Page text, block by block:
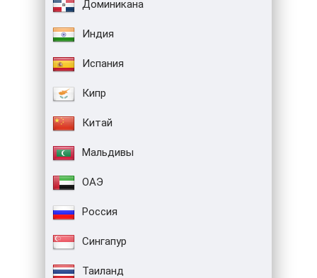
Доминикана
Индия
Испания
Кипр
Китай
Мальдивы
ОАЭ
Россия
Сингапур
Таиланд